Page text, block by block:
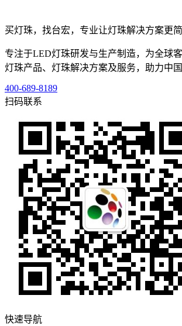
买灯珠，找台宏，专业让灯珠解决方案更简
专注于LED灯珠研发与生产制造，为全球
灯珠产品、灯珠解决方案及服务，助力中
400-689-8189
扫码联系
快速导航